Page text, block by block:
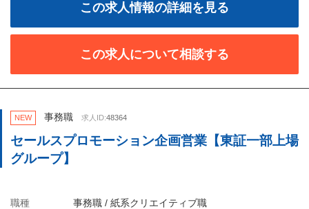
この求人情報の詳細を見る
この求人について相談する
NEW 事務職 求人ID:48364
セールスプロモーション企画営業【東証一部上場
グループ】
職種 事務職 / 紙系クリエイティブ職